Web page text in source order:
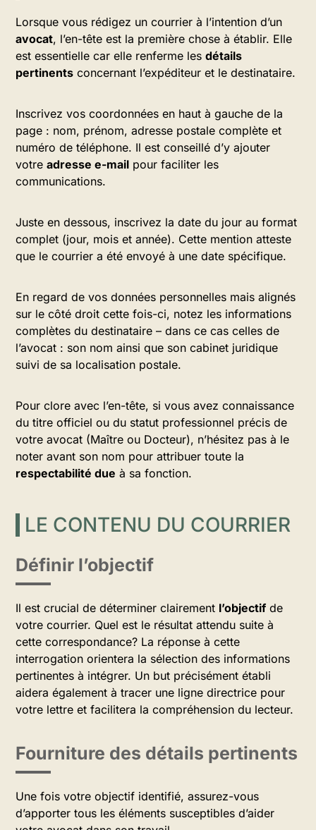
Lorsque vous rédigez un courrier à l’intention d’un
avocat, l’en-tête est la première chose à établir. Elle
est essentielle car elle renferme les détails
pertinents concernant l’expéditeur et le destinataire.
Inscrivez vos coordonnées en haut à gauche de la
page : nom, prénom, adresse postale complète et
numéro de téléphone. Il est conseillé d’y ajouter
votre adresse e-mail pour faciliter les
communications.
Juste en dessous, inscrivez la date du jour au format
complet (jour, mois et année). Cette mention atteste
que le courrier a été envoyé à une date spécifique.
En regard de vos données personnelles mais alignés
sur le côté droit cette fois-ci, notez les informations
complètes du destinataire – dans ce cas celles de
l’avocat : son nom ainsi que son cabinet juridique
suivi de sa localisation postale.
Pour clore avec l’en-tête, si vous avez connaissance
du titre officiel ou du statut professionnel précis de
votre avocat (Maître ou Docteur), n’hésitez pas à le
noter avant son nom pour attribuer toute la
respectabilité due à sa fonction.
LE CONTENU DU COURRIER
Définir l’objectif
Il est crucial de déterminer clairement l’objectifde
votre courrier. Quel est le résultat attendu suite à
cette correspondance? La réponse à cette
interrogation orientera la sélection des informations
pertinentes à intégrer. Un but précisément établi
aidera également à tracer une ligne directrice pour
votre lettre et facilitera la compréhension du lecteur.
Fourniture des détails pertinents
Une fois votre objectif identifié, assurez-vous
d’apporter tous les éléments susceptibles d’aider